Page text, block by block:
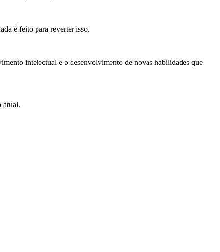
é feito para reverter isso.
intelectual e o desenvolvimento de novas habilidades que
atual.